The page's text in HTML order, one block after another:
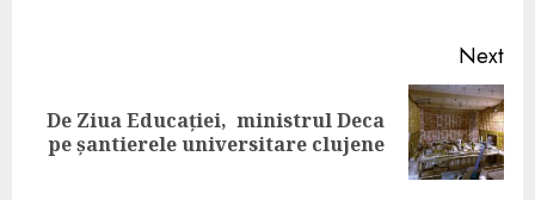
Next
Next
post:
De Ziua Educației, ministrul Deca
pe șantierele universitare clujene